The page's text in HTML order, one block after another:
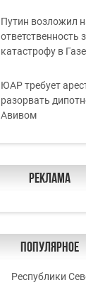
Путин возложил
ответственность
катастрофу в Газе
ЮАР требует
разорвать
Авивом
Реклама
Популярное
Республики